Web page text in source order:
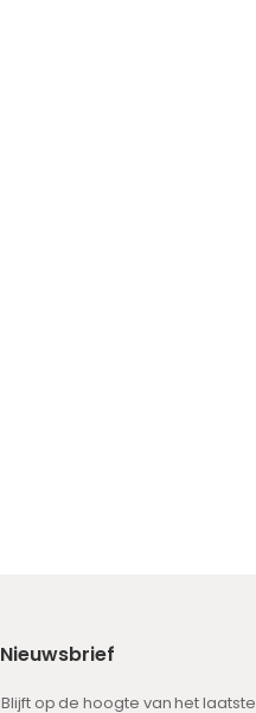
Nieuwsbrief
Blijft op de hoogte van het laatste